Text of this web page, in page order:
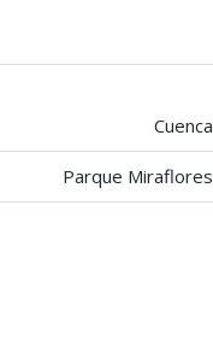
Cuenca
Parque Miraflores